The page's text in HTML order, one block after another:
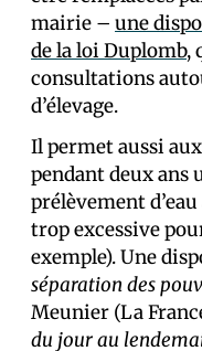
mairie – une
de la loi Duplomb,
consultations
d’élevage.
Il permet aussi
pendant deux ans
prélèvement
trop excessive
exemple). Une
séparation des
Meunier (La
du jour au